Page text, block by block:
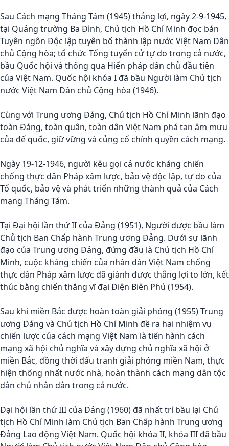
Sau Cách mạng Tháng Tám (1945) thắng lợi, ngày 2-9-1945,
tại Quảng trường Ba Đình, Chủ tịch Hồ Chí Minh đọc bản
Tuyên ngôn Độc lập tuyên bố thành lập nước Việt Nam Dân
chủ Cộng hòa; tổ chức Tổng tuyển cử tự do trong cả nước,
bầu Quốc hội và thông qua Hiến pháp dân chủ đầu tiên
của Việt Nam. Quốc hội khóa I đã bầu Người làm Chủ tịch
nước Việt Nam Dân chủ Cộng hòa (1946).
Cùng với Trung ương Đảng, Chủ tịch Hồ Chí Minh lãnh đạo
toàn Đảng, toàn quân, toàn dân Việt Nam phá tan âm mưu
của đế quốc, giữ vững và củng cố chính quyền cách mạng.
Ngày 19-12-1946, người kêu gọi cả nước kháng chiến
chống thực dân Pháp xâm lược, bảo vệ độc lập, tự do của
Tổ quốc, bảo vệ và phát triển những thành quả của Cách
mạng Tháng Tám.
Tại Đại hội lần thứ II của Đảng (1951), Người được bầu làm
Chủ tịch Ban Chấp hành Trung ương Đảng. Dưới sự lãnh
đạo của Trung ương Đảng, đứng đầu là Chủ tịch Hồ Chí
Minh, cuộc kháng chiến của nhân dân Việt Nam chống
thực dân Pháp xâm lược đã giành được thắng lợi to lớn, kết
thúc bằng chiến thắng vĩ đại Điện Biên Phủ (1954).
Sau khi miền Bắc được hoàn toàn giải phóng (1955) Trung
ương Đảng và Chủ tịch Hồ Chí Minh đề ra hai nhiệm vụ
chiến lược của cách mạng Việt Nam là tiến hành cách
mạng xã hội chủ nghĩa và xây dựng chủ nghĩa xã hội ở
miền Bắc, đồng thời đấu tranh giải phóng miền Nam, thực
hiện thống nhất nước nhà, hoàn thành cách mạng dân tộc
dân chủ nhân dân trong cả nước.
Đại hội lần thứ III của Đảng (1960) đã nhất trí bầu lại Chủ
tịch Hồ Chí Minh làm Chủ tịch Ban Chấp hành Trung ương
Đảng Lao động Việt Nam. Quốc hội khóa II, khóa III đã bầu